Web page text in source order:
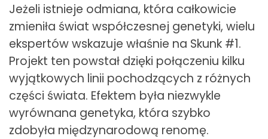
Jeżeli istnieje odmiana, która całkowicie
zmieniła świat współczesnej genetyki, wielu
ekspertów wskazuje właśnie na Skunk #1.
Projekt ten powstał dzięki połączeniu kilku
wyjątkowych linii pochodzących z różnych
części świata. Efektem była niezwykle
wyrównana genetyka, która szybko
zdobyła międzynarodową renomę.